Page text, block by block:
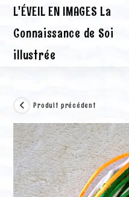
Skip
content
L'ÉVEIL EN IMAGES La
Connaissance de Soi
illustrée
Produit précédent